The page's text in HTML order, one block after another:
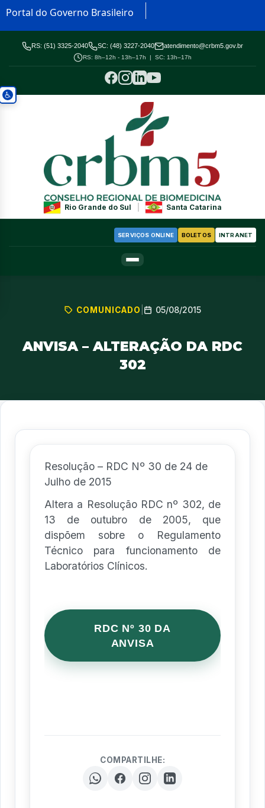
Portal do Governo Brasileiro
RS: (51) 3325-2040 SC: (48) 3227-2040 atendimento@crbm5.gov.br
RS: 8h–12h - 13h–17h | SC: 13h–17h
Rio Grande do Sul Santa Catarina
SERVIÇOS ONLINE BOLETOS INTRANET
COMUNICADO 05/08/2015
ANVISA – ALTERAÇÃO DA RDC
302
Resolução – RDC Nº 30 de 24 de
Julho de 2015
Altera a Resolução RDC nº 302, de
13 de outubro de 2005, que
dispõem sobre o Regulamento
Técnico para funcionamento de
Laboratórios Clínicos.
RDC Nº 30 DA
ANVISA
COMPARTILHE: